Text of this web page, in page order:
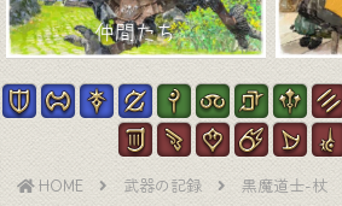
仲間たち
HOME 武器の記録 黒魔道士-杖